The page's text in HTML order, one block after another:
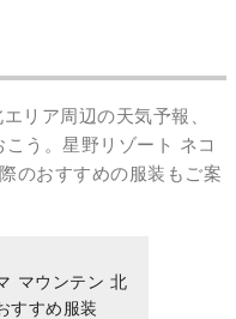
リア周辺の天気予報、
う。星野リゾート ネコ
のおすすめの服装もご案
マウンテン 北
すすめ服装